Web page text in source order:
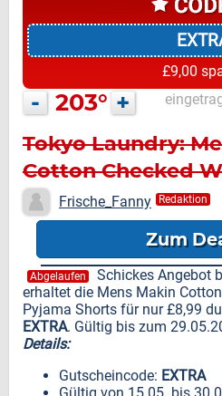
£9,00
- 203° +
Tokyo Laundry:
Cotton Checked
Pyjama Shorts für
Frische_Fanny Redaktion
Zum
Abgelaufen
Schickes Angebot
erhaltet die Mens Makin
Pyjama Shorts für nur £8,99
EXTRA. Gültig bis zum
Details:
Gutscheincode: EXTRA